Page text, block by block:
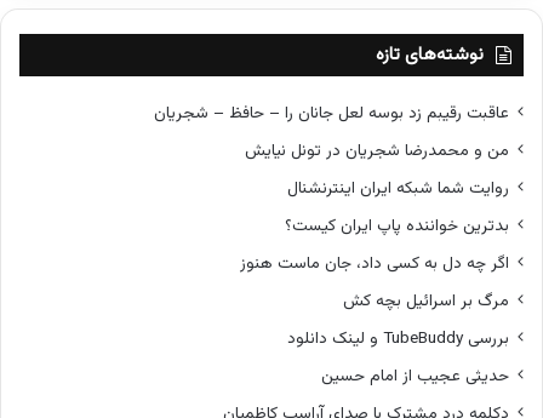
نوشته‌های تازه
عاقبت رقیبم زد بوسه لعل جانان را – حافظ – شجریان
من و محمدرضا شجریان در تونل نیایش
روایت شما شبکه ایران اینترنشنال
بدترین خواننده پاپ ایران کیست؟
اگر چه دل به کسی داد، جان ماست هنوز
مرگ بر اسرائیل بچه کش
بررسی TubeBuddy و لینک دانلود
حدیثی عجیب از امام حسین